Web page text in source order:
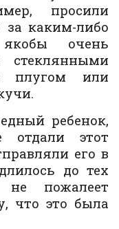
просили
за каким-либо
очень
плугом или
ребенок,
отдали этот
его в
до тех
пожалеет
что это была